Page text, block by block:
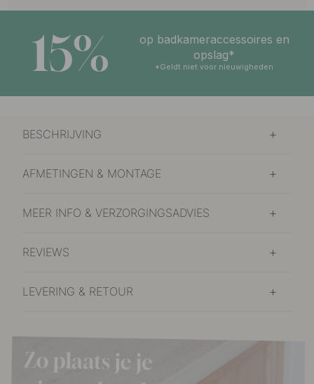
15%
op badkameraccessoires en
opslag*
*Geldt niet voor nieuwigheden
BESCHRIJVING
AFMETINGEN & MONTAGE
MEER INFO & VERZORGINGSADVIES
REVIEWS
LEVERING & RETOUR